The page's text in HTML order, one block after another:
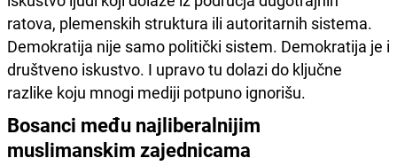
ratova, plemenskih struktura ili autoritarnih sistema.
Demokratija nije samo politički sistem. Demokratija je i
društveno iskustvo. I upravo tu dolazi do ključne
razlike koju mnogi mediji potpuno ignorišu.
Bosanci među najliberalnijim
muslimanskim zajednicama